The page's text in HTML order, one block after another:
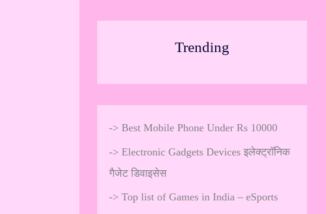
Trending
-> Best Mobile Phone Under Rs 10000
-> Electronic Gadgets Devices इलेक्ट्रॉनिक
गैजेट डिवाइसेस
-> Top list of Games in India – eSports